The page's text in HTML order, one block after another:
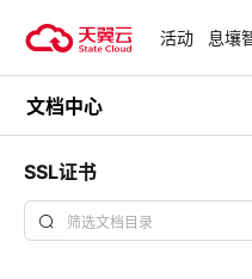
试用，产品折扣
活动 息壤
文档中心
SSL证书